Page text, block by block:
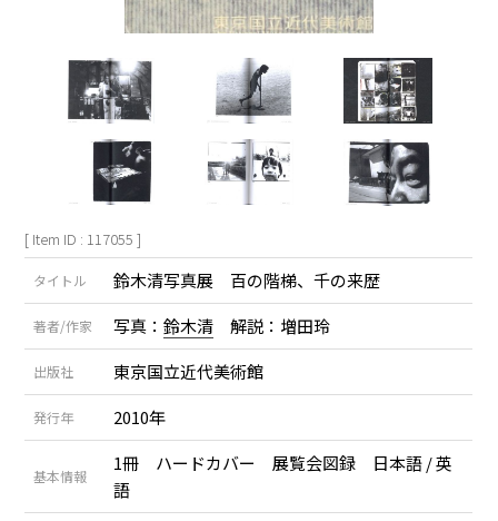
[ Item ID : 117055 ]
タイトル 鈴木清写真展 百の階梯、千の来歴
著者/作家 写真：鈴木清 解説：増田玲
出版社 東京国立近代美術館
発行年 2010年
基本情報
1冊 ハードカバー 展覧会図録 日本語 / 英
語